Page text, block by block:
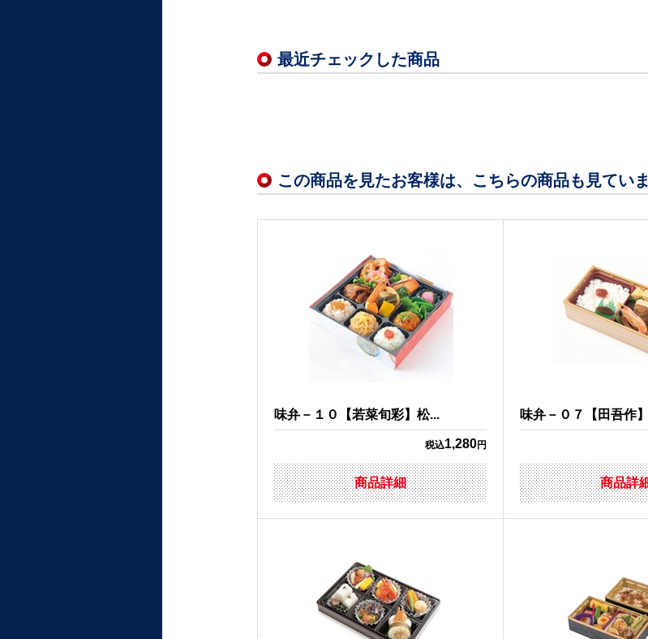
最近チェックした商品
この商品を見たお客様は、こちらの商品も見てい
味弁－１０【若菜旬彩】松...
税込1,280円
商品詳細
味弁－０７【田吾作
商品詳